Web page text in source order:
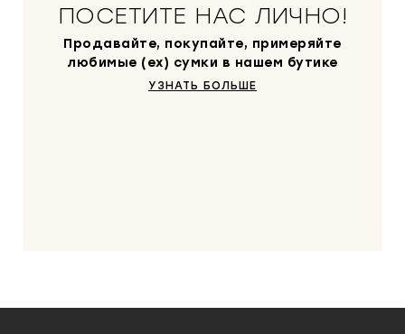
ПОСЕТИТЕ НАС ЛИЧНО!
Продавайте, покупайте, примеряйте
любимые (ex) сумки в нашем бутике
УЗНАТЬ БОЛЬШЕ